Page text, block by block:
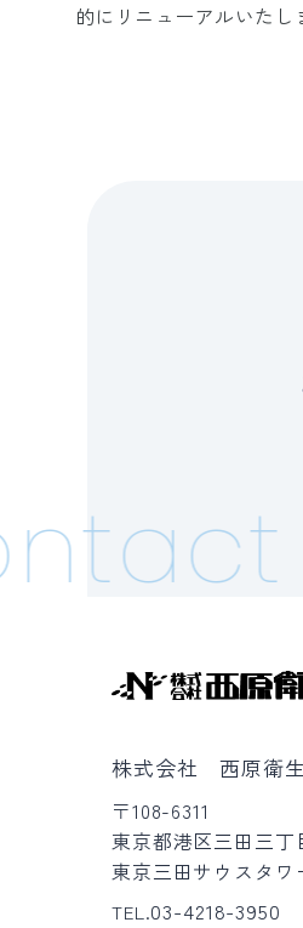
的にリニューアルいたし
株式会社 西原衛
〒108-6311
東京都港区三田三丁
東京三田サウスタワ
TEL.03-4218-3950